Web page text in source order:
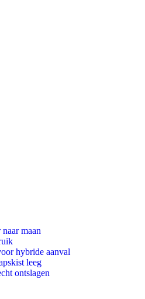
maan
hybride aanval
leeg
ontslagen